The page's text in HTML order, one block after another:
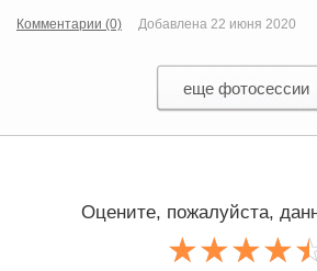
Комментарии (0) Добавлена 22 июня 2020
еще фотосессии
Оцените, пожалуйста,
☆☆☆☆
★★★★